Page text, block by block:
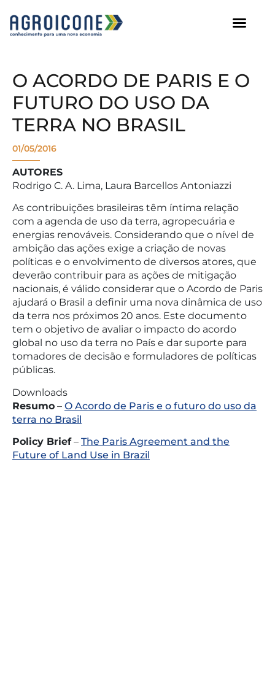
O ACORDO DE PARIS E O
FUTURO DO USO DA
TERRA NO BRASIL
01/05/2016
AUTORES
Rodrigo C. A. Lima, Laura Barcellos Antoniazzi
As contribuições brasileiras têm íntima relação
com a agenda de uso da terra, agropecuária e
energias renováveis. Considerando que o nível de
ambição das ações exige a criação de novas
políticas e o envolvimento de diversos atores, que
deverão contribuir para as ações de mitigação
nacionais, é válido considerar que o Acordo de Paris
ajudará o Brasil a definir uma nova dinâmica de uso
da terra nos próximos 20 anos. Este documento
tem o objetivo de avaliar o impacto do acordo
global no uso da terra no País e dar suporte para
tomadores de decisão e formuladores de políticas
públicas.
Downloads
Resumo – O Acordo de Paris e o futuro do uso da
terra no Brasil
Policy Brief– The Paris Agreement and the
Future of Land Use in Brazil